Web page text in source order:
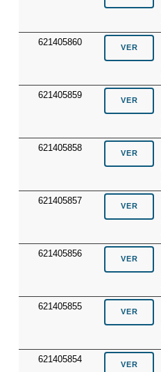
621405860
621405859
621405858
621405857
621405856
621405855
621405854